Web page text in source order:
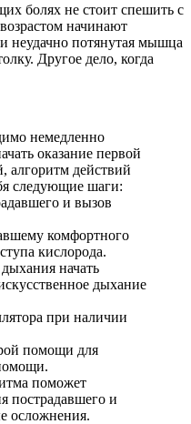
болях не стоит спешить с
начинают
неудачно потянутая мышца
Другое дело, когда
немедленно
оказание первой
действий
следующие шаги:
и вызов
комфортного
кислорода.
начать
дыхание
при наличии
помощи для
поможет
пострадавшего и
осложнения.